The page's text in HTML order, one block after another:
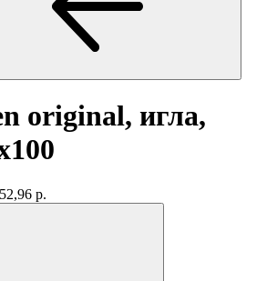
original, игла,
р.